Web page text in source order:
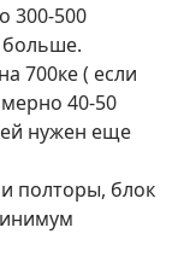
300-500
больше.
700ке ( если
40-50
нужен еще
полторы, блок